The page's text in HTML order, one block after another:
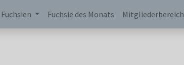
Fuchsien Fuchsie des Monats Mitgliederbereich